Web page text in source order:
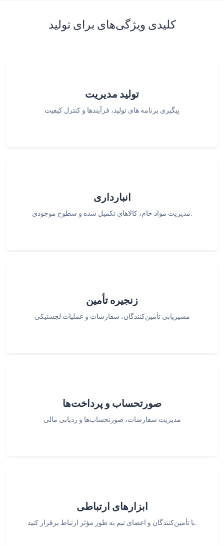
کلیدی ویژگی‌های برای تولید
تولید مدیریت
پیگیری برنامه های تولید، فرآیندها و کنترل کیفیت
انبارداری
مدیریت مواد خام، کالاهای تکمیل شده و سطوح موجودی.
زنجیره تأمین
مسیریابی تأمین‌کنندگان، سفارشات و عملیات لجستیکی
صورتحساب و پرداخت‌ها
مدیریت سفارشات، صورتحساب‌ها و ردیابی مالی
ابزارهای ارتباطی
با تأمین‌کنندگان و اعضای تیم به طور مؤثر ارتباط برقرار کنید.